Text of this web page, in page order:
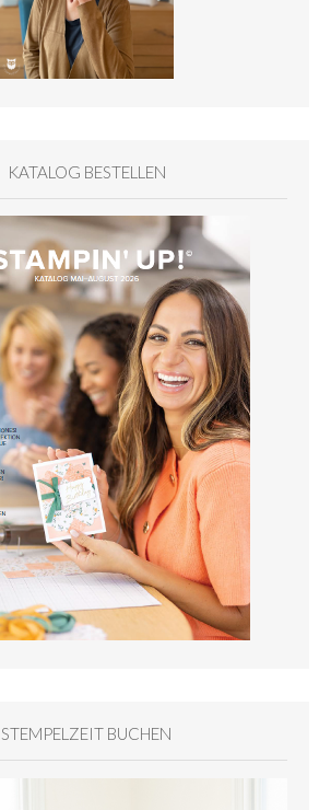
KATALOG BESTELLEN
STEMPELZEIT BUCHEN